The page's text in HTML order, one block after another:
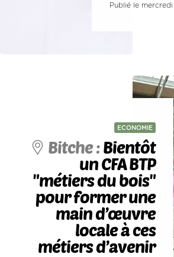
Publié le
ECONOMIE
Bitche :Bientôt
un CFA BTP
"métiers du bois"
pour former une
main d’œuvre
locale à ces
métiers d’avenir